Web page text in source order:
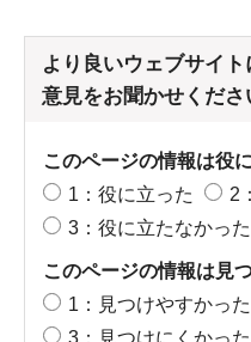
より良いウェブサイ
意見をお聞かせくださ
このページの情報は役
1：役に立った
2
3：役に立たなかった
このページの情報は見
1：見つけやすかった
3：見つけにくかった